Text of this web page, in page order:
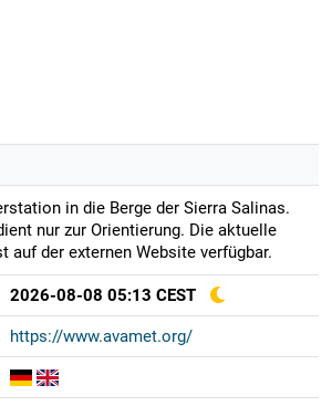
in die Berge der Sierra Salinas.
nur zur Orientierung. Die aktuelle
auf der externen Website verfügbar.
2026-08-08 05:13 CEST
https://www.avamet.org/